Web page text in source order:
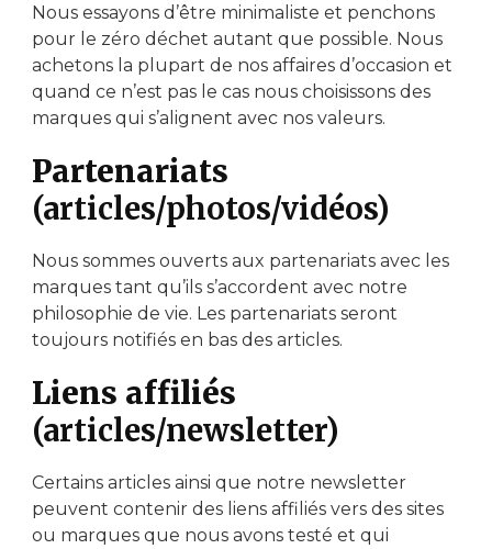
Nous essayons d’être minimaliste et penchons
pour le zéro déchet autant que possible. Nous
achetons la plupart de nos affaires d’occasion et
quand ce n’est pas le cas nous choisissons des
marques qui s’alignent avec nos valeurs.
Partenariats
(articles/photos/vidéos)
Nous sommes ouverts aux partenariats avec les
marques tant qu’ils s’accordent avec notre
philosophie de vie. Les partenariats seront
toujours notifiés en bas des articles.
Liens affiliés
(articles/newsletter)
Certains articles ainsi que notre newsletter
peuvent contenir des liens affiliés vers des sites
ou marques que nous avons testé et qui